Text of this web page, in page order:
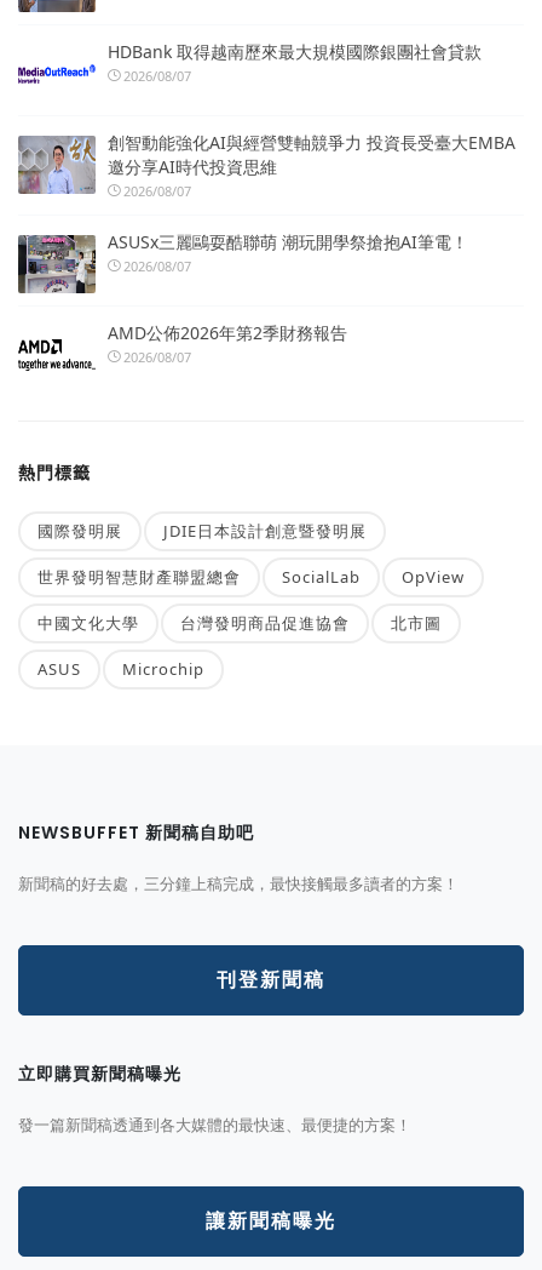
HDBank 取得越南歷來最大規模國際銀團社會貸款
2026/08/07
創智動能強化AI與經營雙軸競爭力 投資長受臺大EMBA
邀分享AI時代投資思維
2026/08/07
ASUSx三麗鷗耍酷聯萌 潮玩開學祭搶抱AI筆電！
2026/08/07
AMD公佈2026年第2季財務報告
2026/08/07
熱門標籤
國際發明展 JDIE日本設計創意暨發明展
世界發明智慧財產聯盟總會 SocialLab OpView
中國文化大學 台灣發明商品促進協會 北市圖
ASUS Microchip
NEWSBUFFET 新聞稿自助吧
新聞稿的好去處，三分鐘上稿完成，最快接觸最多讀者的方案！
刊登新聞稿
立即購買新聞稿曝光
發一篇新聞稿透通到各大媒體的最快速、最便捷的方案！
讓新聞稿曝光